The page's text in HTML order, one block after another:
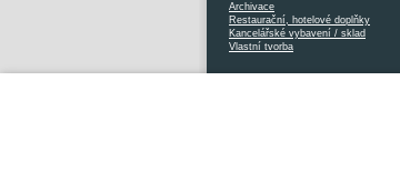
Archivace
Restaurační, hotelové doplňky
Kancelářské vybavení / sklad
Vlastní tvorba